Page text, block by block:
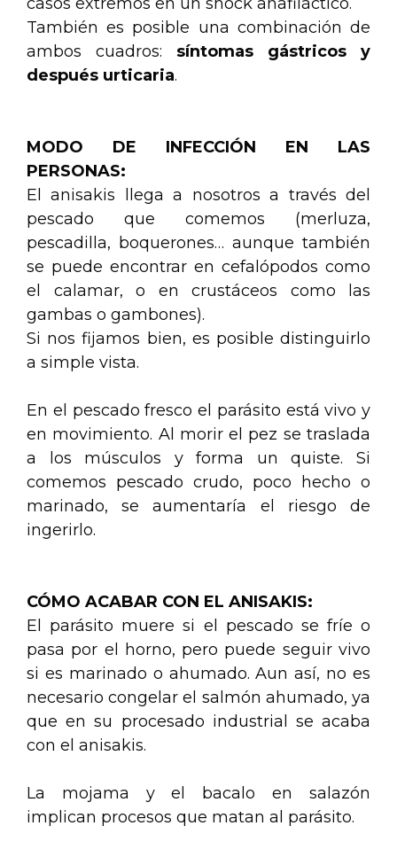
También es posible una combinación de
ambos cuadros: síntomas gástricos y
después urticaria.
MODO DE INFECCIÓN EN LAS
PERSONAS:
El anisakis llega a nosotros a través del
pescado que comemos (merluza,
pescadilla, boquerones… aunque también
se puede encontrar en cefalópodos como
el calamar, o en crustáceos como las
gambas o gambones).
Si nos fijamos bien, es posible distinguirlo
a simple vista.
En el pescado fresco el parásito está vivo y
en movimiento. Al morir el pez se traslada
a los músculos y forma un quiste. Si
comemos pescado crudo, poco hecho o
marinado, se aumentaría el riesgo de
ingerirlo.
CÓMO ACABAR CON EL ANISAKIS:
El parásito muere si el pescado se fríe o
pasa por el horno, pero puede seguir vivo
si es marinado o ahumado. Aun así, no es
necesario congelar el salmón ahumado, ya
que en su procesado industrial se acaba
con el anisakis.
La mojama y el bacalo en salazón
implican procesos que matan al parásito.